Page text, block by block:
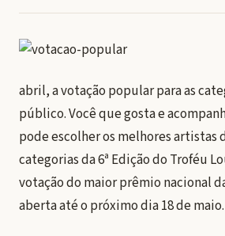
abril, a votação popular para as
público. Você que gosta e
pode escolher os melhores artistas
categorias da 6ª Edição do Troféu
votação do maior prêmio nacional
aberta até o próximo dia 18 de maio.